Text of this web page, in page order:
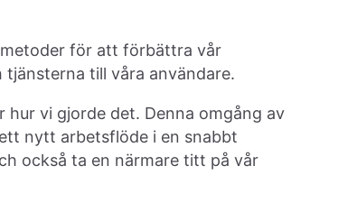
för att förbättra vår
till våra användare.
vi gjorde det. Denna omgång av
nytt arbetsflöde i en snabbt
också ta en närmare titt på vår